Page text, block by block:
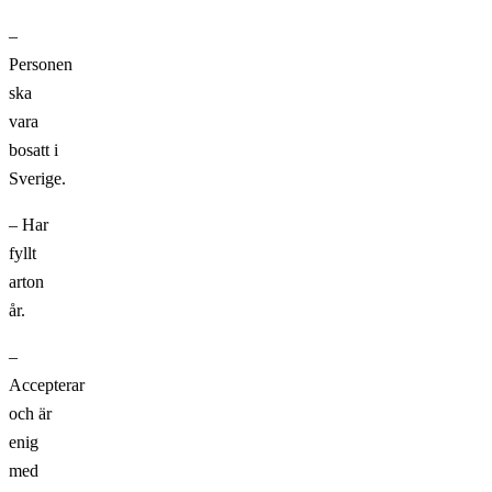
–
Personen
ska
vara
bosatt i
Sverige.
– Har
fyllt
arton
år.
–
Accepterar
och är
enig
med